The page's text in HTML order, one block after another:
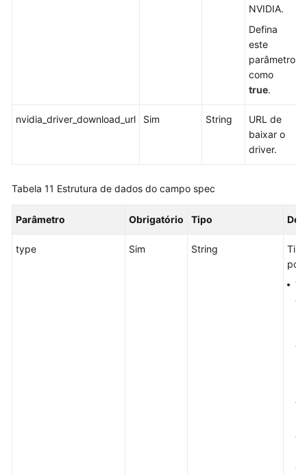
NVIDIA.
Defina
este
parâmetro
como
true.
nvidia_driver_download_url Sim String
URL de
baixar o
driver.
Tabela 11 Estrutura de dados do campo spec
Parâmetro Obrigatório Tipo
type Sim String
O